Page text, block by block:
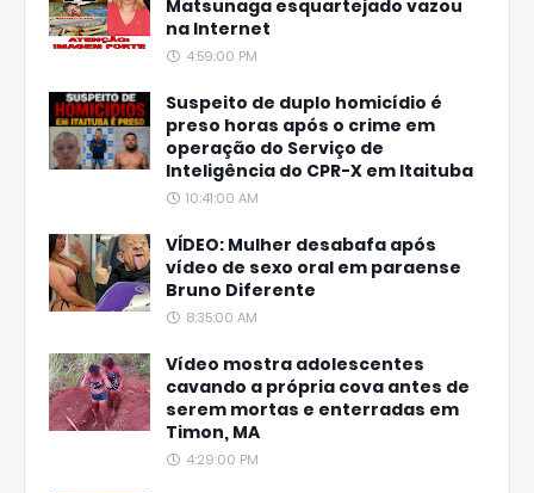
Matsunaga esquartejado vazou
na Internet
4:59:00 PM
Suspeito de duplo homicídio é
preso horas após o crime em
operação do Serviço de
Inteligência do CPR-X em Itaituba
10:41:00 AM
VÍDEO: Mulher desabafa após
vídeo de sexo oral em paraense
Bruno Diferente
8:35:00 AM
Vídeo mostra adolescentes
cavando a própria cova antes de
serem mortas e enterradas em
Timon, MA
4:29:00 PM